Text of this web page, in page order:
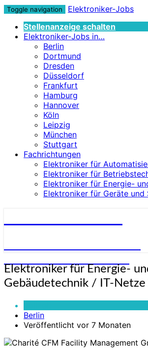
Toggle navigation
Elektroniker-Jobs
Stellenanzeige schalten
Elektroniker-Jobs in…
Berlin
Dortmund
Dresden
Düsseldorf
Frankfurt
Hamburg
Hannover
Köln
Leipzig
München
Stuttgart
Fachrichtungen
Elektroniker für
Elektroniker für
Elektroniker für Energie-
Elektroniker für Geräte und
Elektroniker
für
Energie-
Gebäudetechnik
Netze
(m/w/d)
Elektroniker für Energie-
Gebäudetechnik / IT-
Berlin
Veröffentlicht vor 7 Monaten